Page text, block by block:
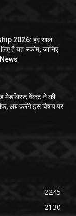
2026: हर साल
है यह स्कीम; जानिए
मेडलिस्ट वेंकट ने की
अब करेंगे इस विषय पर
2245
2130